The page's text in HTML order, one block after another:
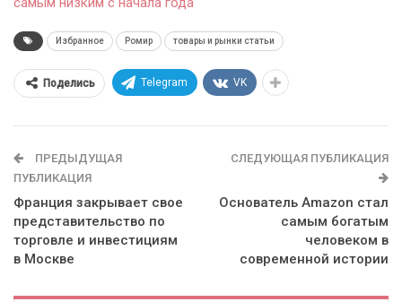
Избранное Ромир товары и рынки статьи
Поделись Telegram VK
ПРЕДЫДУЩАЯ
ПУБЛИКАЦИЯ
Франция закрывает свое
представительство по
торговле и инвестициям
в Москве
СЛЕДУЮЩАЯ ПУБЛИКАЦИЯ
Основатель Amazon стал
самым богатым
человеком в
современной истории